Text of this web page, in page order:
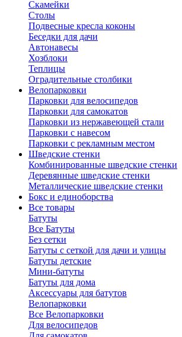
Скамейки
Столы
Подвесные кресла коконы
Беседки для дачи
Автонавесы
Хозблоки
Теплицы
Оградительные столбики
Велопарковки
Парковки для велосипедов
Парковки для самокатов
Парковки из нержавеющей стали
Парковки с навесом
Парковки с рекламным местом
Шведские стенки
Комбинированные шведские стенки
Деревянные шведские стенки
Металлические шведские стенки
Бокс и единоборства
Все товары
Батуты
Все Батуты
Без сетки
Батуты с сеткой для дачи и улицы
Батуты детские
Мини-батуты
Батуты для дома
Аксессуары для батутов
Велопарковки
Все Велопарковки
Для велосипедов